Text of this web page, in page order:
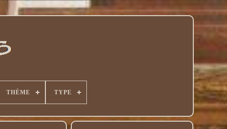
THÈME TYPE